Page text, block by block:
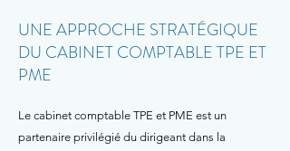
UNE APPROCHE STRATÉGIQUE
DU CABINET COMPTABLE TPE ET
PME
Le cabinet comptable TPE et PME est un
partenaire privilégié du dirigeant dans la